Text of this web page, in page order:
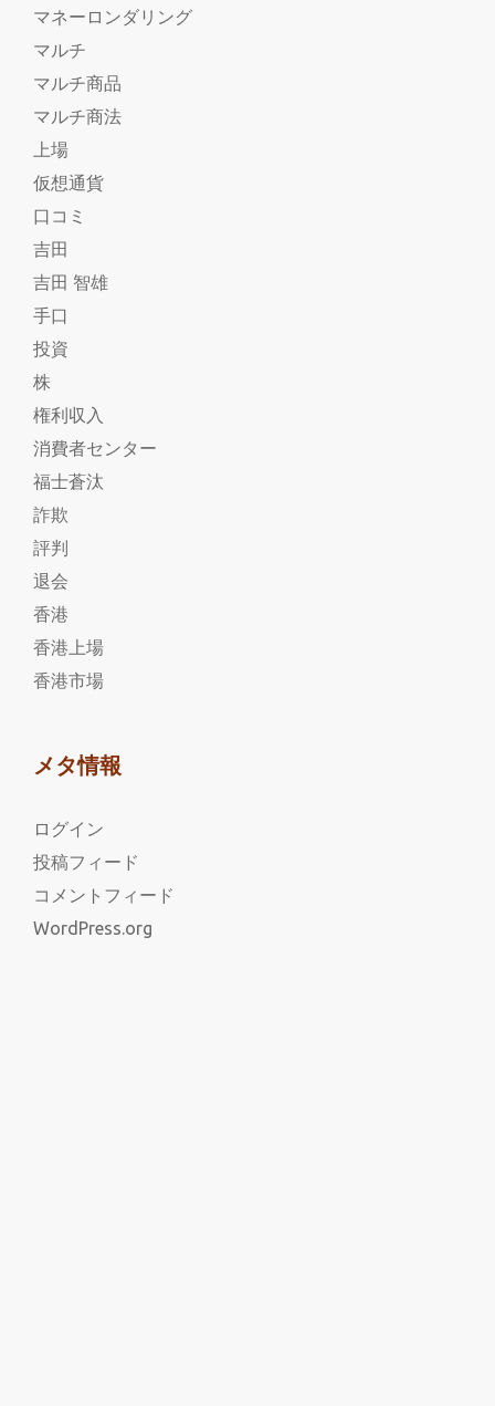
マネーロンダリング
マルチ
マルチ商品
マルチ商法
上場
仮想通貨
口コミ
吉田
吉田 智雄
手口
投資
株
権利収入
消費者センター
福士蒼汰
詐欺
評判
退会
香港
香港上場
香港市場
メタ情報
ログイン
投稿フィード
コメントフィード
WordPress.org